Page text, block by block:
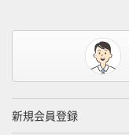
新規会員登録